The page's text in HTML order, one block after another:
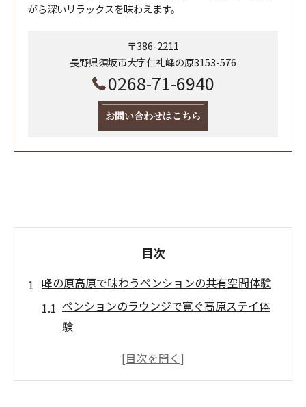
がら深いリラックスを味わえます。
〒386-2211
長野県須坂市大字仁礼峰の原3153-576
0268-71-6940
お問い合わせはこちら
目次
峰の原高原で味わうペンションの共有空間体験
ペンションのラウンジで寛ぐ高原ステイ体
験
峰の原高原の自然と調和するペンションの